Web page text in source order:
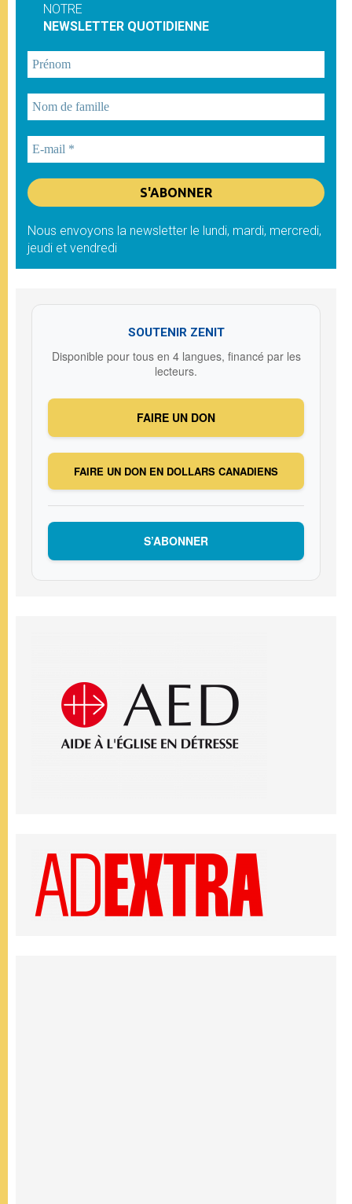
NOTRE
NEWSLETTER QUOTIDIENNE
Nous envoyons la newsletter le lundi, mardi, mercredi,
jeudi et vendredi
SOUTENIR ZENIT
Disponible pour tous en 4 langues, financé par les
lecteurs.
FAIRE UN DON
FAIRE UN DON EN DOLLARS CANADIENS
S’ABONNER